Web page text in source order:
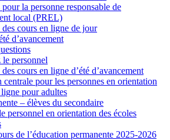
pour la personne responsable de
local (PREL)
cours en ligne de jour
d’avancement
personnel
cours en ligne d’été d’avancement
pour les personnes en orientation
pour adultes
– élèves du secondaire
personnel en orientation des écoles
de l’éducation permanente 2025-2026